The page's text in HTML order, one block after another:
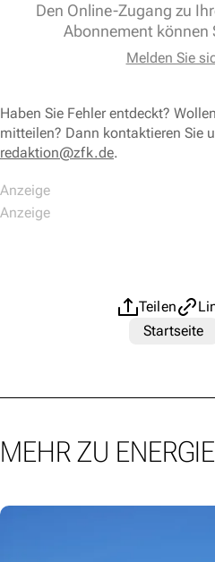
Den Online-Zugang zu
Abonnement können
Melden Sie
Haben Sie Fehler entdeckt?
mitteilen? Dann kontaktieren Sie
redaktion@zfk.de.
Teilen
Startseite
MEHR ZU ENERGIE